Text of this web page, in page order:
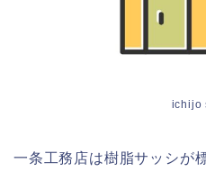
ichijo
一条工務店は樹脂サッシが